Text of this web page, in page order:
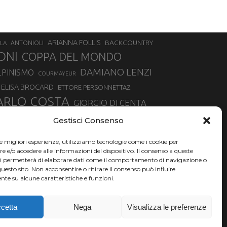
Gestisci Consenso
migliori esperienze, utilizziamo tecnologie come i cookie per
e/o accedere alle informazioni del dispositivo. Il consenso a queste
permetterà di elaborare dati come il comportamento di navigazione o
sito. Non acconsentire o ritirare il consenso può influire
su alcune caratteristiche e funzioni.
Nega Visualizza le preferenze
ANTONIOLI ARIANNA FOLLIS
BACKCOUNTRY
COPPA DEL MONDO
COURMAYEUR DAMIANO LENZI
ELISA BROCARD ETTORE PERSONNETTAZ
COSTA GIORGIO DI CENTA
LUCA MATTEOTTI MADONNA DI CAMPIGLIO
NAZIONALE DI SCIALPINISMO NORVEGIA
PSL RAFFAELLA TEMPESTA
BERTAGNA SIMONE DEROMEDIS SKIALPDEIPARCHI
TRANSCAVALLO